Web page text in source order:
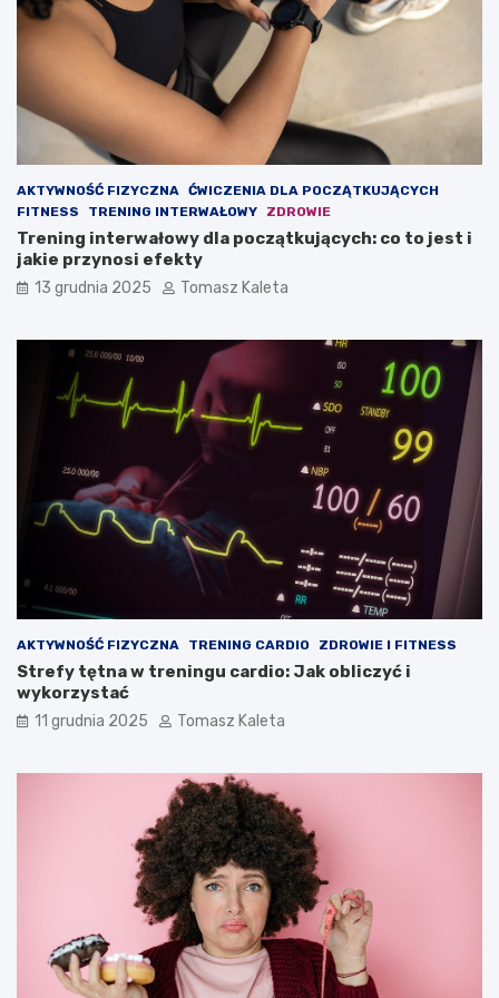
ć
m
m
n
i
o
w
ą
u
i
AKTYWNOŚĆ FIZYCZNA ĆWICZENIA DLA POCZĄTKUJĄCYCH
FITNESS
TRENING INTERWAŁOWY ZDROWIE
Trening interwałowy dla początkujących: co to jest i
jakie przynosi efekty
13 grudnia 2025 Tomasz Kaleta
AKTYWNOŚĆ FIZYCZNA TRENING CARDIO ZDROWIE I FITNESS
Strefy tętna w treningu cardio: Jak obliczyć i
wykorzystać
11 grudnia 2025 Tomasz Kaleta